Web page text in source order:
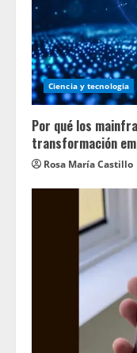
Ciencia y tecnologia
Por qué los
transformación
Rosa María Castillo